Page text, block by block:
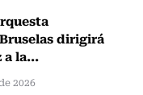
dirigirá
la...
2026